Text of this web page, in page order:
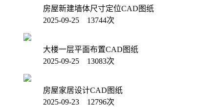
房屋新建墙体尺寸定位CAD图纸
2025-09-25 13744次
大楼一层平面布置CAD图纸
2025-09-25 13083次
房屋家居设计CAD图纸
2025-09-23 12796次